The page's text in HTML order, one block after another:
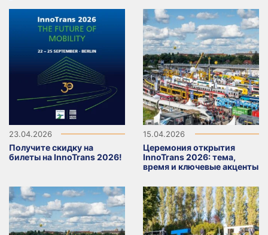
23.04.2026
Получите скидку на
билеты на InnoTrans 2026!
15.04.2026
Церемония открытия
InnoTrans 2026: тема,
время и ключевые акценты